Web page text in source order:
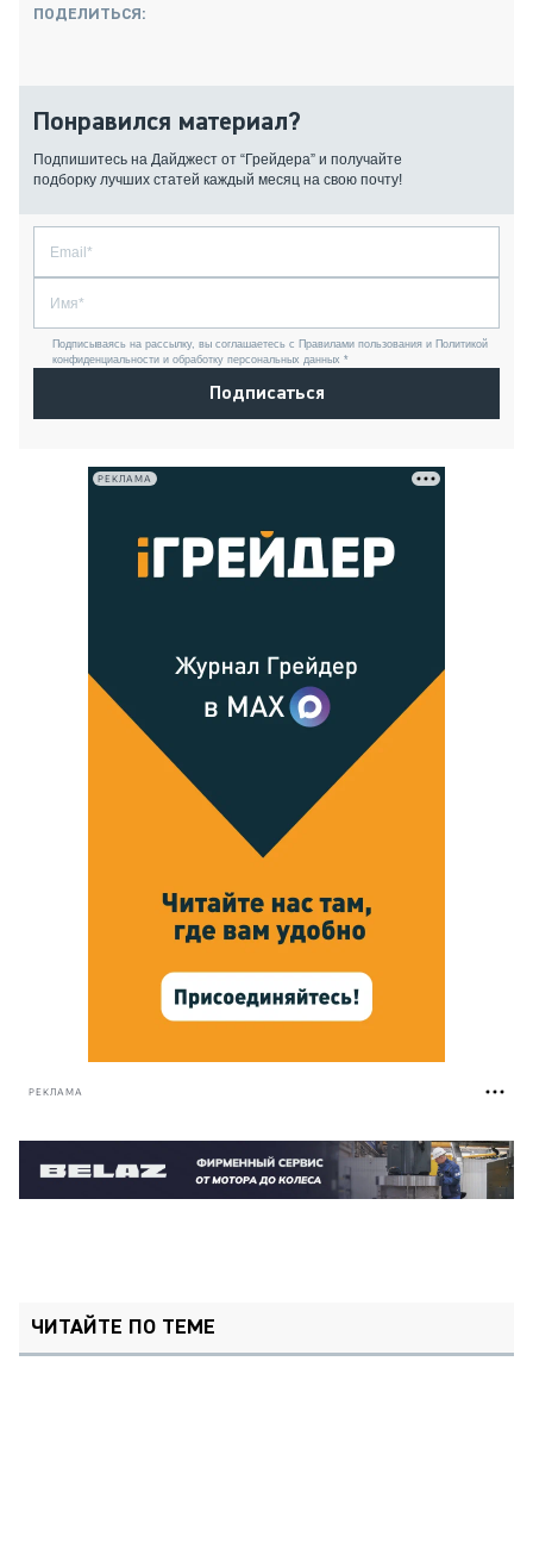
ПОДЕЛИТЬСЯ:
Понравился материал?
Подпишитесь на Дайджест от “Грейдера” и получайте
подборку лучших статей каждый месяц на свою почту!
Подписываясь на рассылку, вы соглашаетесь с Правилами пользования и Политикой
конфиденциальности и обработку персональных данных *
Подписаться
РЕКЛАМА
РЕКЛАМА
ЧИТАЙТЕ ПО ТЕМЕ